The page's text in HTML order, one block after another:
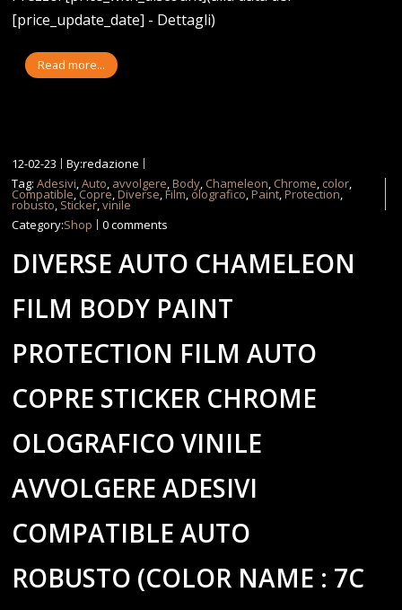
[price_update_date] - Dettagli)
Read more...
12-02-23
By:redazione
Tag:Adesivi,Auto, avvolgere,Body, Chameleon, Chrome, color,
Compatible,Copre,Diverse,Film, olografico,Paint,Protection,
robusto, Sticker,vinile
Category:Shop 0 comments
DIVERSE AUTO CHAMELEON
FILM BODY PAINT
PROTECTION FILM AUTO
COPRE STICKER CHROME
OLOGRAFICO VINILE
AVVOLGERE ADESIVI
COMPATIBLE AUTO
ROBUSTO (COLOR NAME : 7C